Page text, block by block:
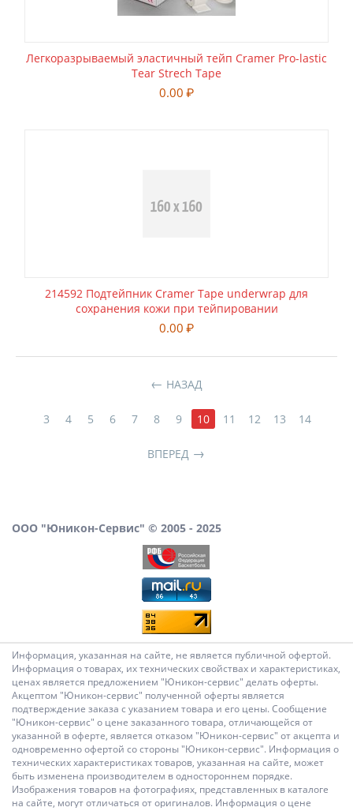
Легкоразрываемый эластичный тейп Cramer Pro-lastic
Tear Strech Tape
0.00 ₽
214592 Подтейпник Cramer Tape underwrap для
сохранения кожи при тейпировании
0.00 ₽
НАЗАД
3 4 5 6 7 8 9 10 11 12 13 14
ВПЕРЕД
ООО "Юникон-Сервис" © 2005 - 2025
Информация, указанная на сайте, не является публичной офертой.
Информация о товарах, их технических свойствах и характеристиках,
ценах является предложением "Юникон-сервис" делать оферты.
Акцептом "Юникон-сервис" полученной оферты является
подтверждение заказа с указанием товара и его цены. Сообщение
"Юникон-сервис" о цене заказанного товара, отличающейся от
указанной в оферте, является отказом "Юникон-сервис" от акцепта и
одновременно офертой со стороны "Юникон-сервис". Информация о
технических характеристиках товаров, указанная на сайте, может
быть изменена производителем в одностороннем порядке.
Изображения товаров на фотографиях, представленных в каталоге
на сайте, могут отличаться от оригиналов. Информация о цене